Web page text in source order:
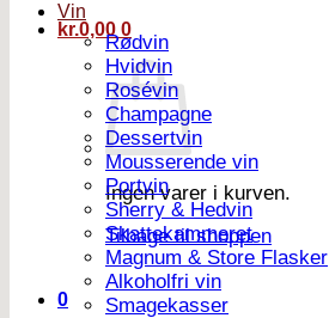
kr.0,00 0
Ingen varer i kurven.
Tilbage til shoppen
0
Vin
Rødvin
Hvidvin
Rosévin
Champagne
Dessertvin
Mousserende vin
Portvin
Sherry & Hedvin
Skattekammeret
Magnum & Store Flasker
Alkoholfri vin
Smagekasser